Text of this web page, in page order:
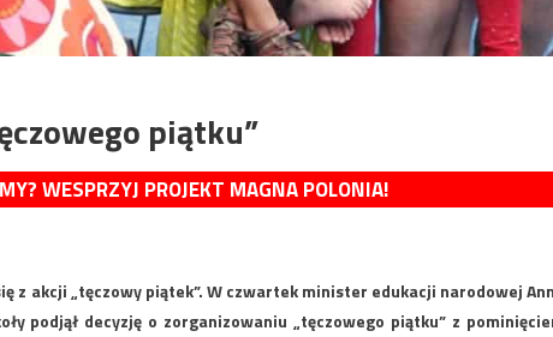
piątku”
WESPRZYJ PROJEKT MAGNA POLONIA!
z akcji „tęczowy piątek”. W czwartek minister edukacji narodowej
podjął decyzję o zorganizowaniu „tęczowego piątku” z